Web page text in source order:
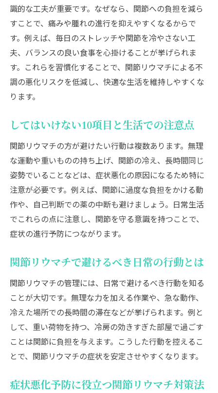
識的な工夫が重要です。なぜなら、関節への負担を減ら
すことで、痛みや腫れの進行を抑えやすくなるからで
す。例えば、毎日のストレッチや関節を冷やさない工
夫、バランスの良い食事を心掛けることが挙げられま
す。これらを習慣化することで、関節リウマチによる不
調の悪化リスクを低減し、快適な生活を維持しやすくな
ります。
してはいけない10項目と生活での注意点
関節リウマチの方が避けたい行動は複数あります。無理
な運動や重いものの持ち上げ、関節の冷え、長時間同じ
姿勢でいることなどは、症状悪化の原因になるため特に
注意が必要です。例えば、関節に過度な負担をかける動
作や、自己判断での薬の中断も避けましょう。日常生活
でこれらの点に注意し、関節を守る意識を持つことで、
症状の進行予防につながります。
関節リウマチで避けるべき日常の行動とは
関節リウマチの管理には、日常で避けるべき行動を知る
ことが大切です。無理な力を加える作業や、急な動作、
冷えた場所での長時間の滞在などが挙げられます。例と
して、重い荷物を持つ、冷房の効きすぎた部屋で過ごす
ことは関節に負担を与えます。こうした行動を控えるこ
とで、関節リウマチの症状を安定させやすくなります。
症状悪化予防に役立つ関節リウマチ対策法